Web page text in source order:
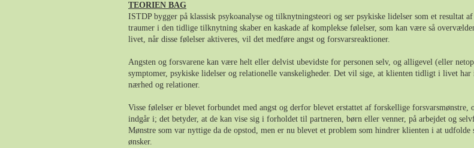
TEORIEN BAG
ISTDP bygger på klassisk psykoanalyse og tilknytningsteori og ser psykiske lidelser som et
traumer i den tidlige tilknytning skaber en kaskade af komplekse følelser, som kan være så
livet, når disse følelser aktiveres, vil det medføre angst og forsvarsreaktioner.
Angsten og forsvarene kan være helt eller delvist ubevidste for personen selv, og alligevel (eller
symptomer, psykiske lidelser og relationelle vanskeligheder. Det vil sige, at klienten tidligt i livet
nærhed og relationer.
Visse følelser er blevet forbundet med angst og derfor blevet erstattet af forskellige
indgår i; det betyder, at de kan vise sig i forholdet til partneren, børn eller venner, på arbejdet og
Mønstre som var nyttige da de opstod, men er nu blevet et problem som hindrer klienten i at
ønsker.